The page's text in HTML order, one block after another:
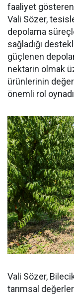
faaliyet gösteren
Vali Sözer,
depolama
sağladığı
güçlenen
nektarin olmak
ürünlerinin
önemli rol
Vali Sözer,
tarımsal